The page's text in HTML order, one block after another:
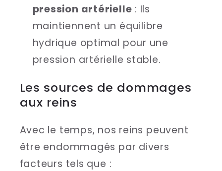
pression artérielle : Ils
maintiennent un équilibre
hydrique optimal pour une
pression artérielle stable.
Les sources de dommages
aux reins
Avec le temps, nos reins peuvent
être endommagés par divers
facteurs tels que :